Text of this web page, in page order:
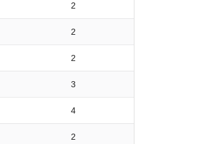
2
2
2
3
4
2